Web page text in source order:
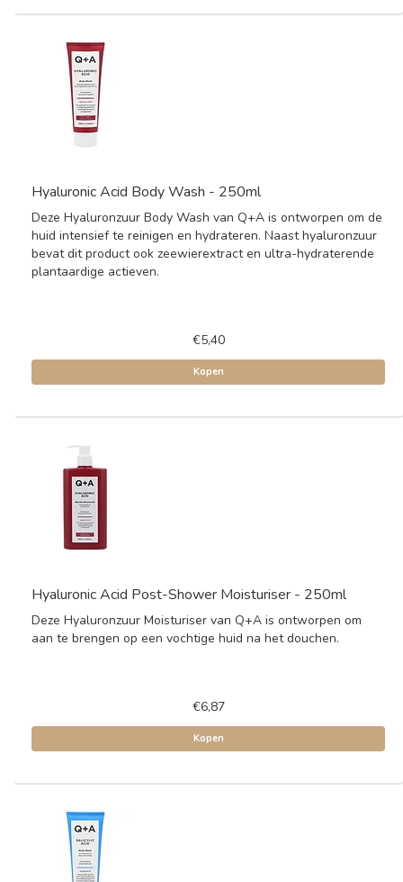
Hyaluronic Acid Body Wash - 250ml
Deze Hyaluronzuur Body Wash van Q+A is ontworpen om de
huid intensief te reinigen en hydrateren. Naast hyaluronzuur
bevat dit product ook zeewierextract en ultra-hydraterende
plantaardige actieven.
€5,40
Kopen
Hyaluronic Acid Post-Shower Moisturiser - 250ml
Deze Hyaluronzuur Moisturiser van Q+A is ontworpen om
aan te brengen op een vochtige huid na het douchen.
€6,87
Kopen